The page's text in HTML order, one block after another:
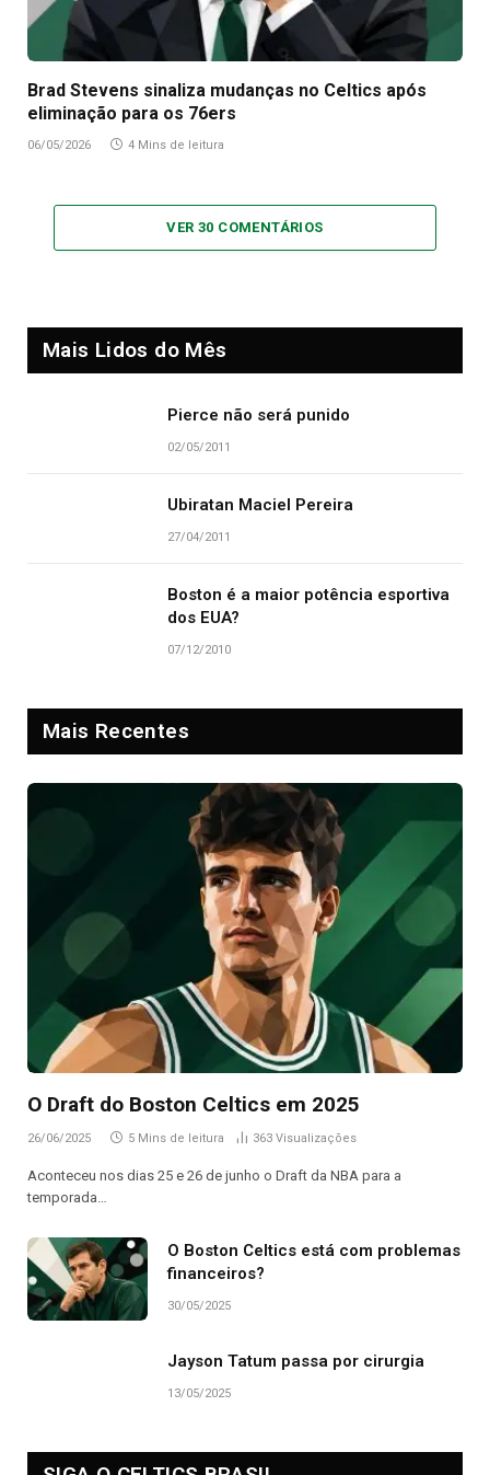
Brad Stevens sinaliza mudanças no Celtics após
eliminação para os 76ers
06/05/2026 4 Mins de leitura
VER 30 COMENTÁRIOS
Mais Lidos do Mês
Pierce não será punido
02/05/2011
Ubiratan Maciel Pereira
27/04/2011
Boston é a maior potência esportiva
dos EUA?
07/12/2010
Mais Recentes
O Draft do Boston Celtics em 2025
26/06/2025 5 Mins de leitura 363 Visualizações
Aconteceu nos dias 25 e 26 de junho o Draft da NBA para a
temporada…
O Boston Celtics está com problemas
financeiros?
30/05/2025
Jayson Tatum passa por cirurgia
13/05/2025